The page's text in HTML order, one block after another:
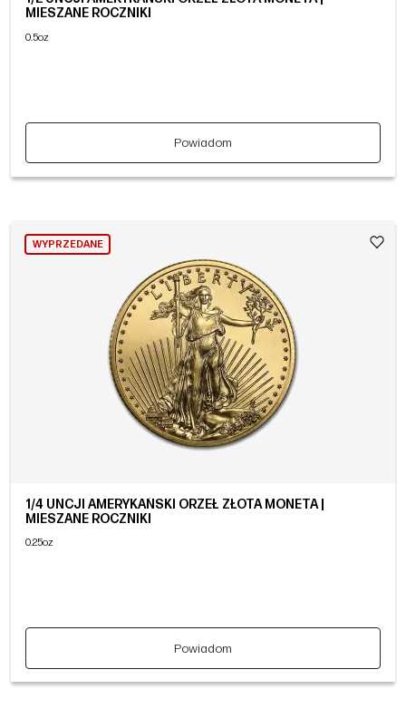
MIESZANE ROCZNIKI
0.5oz
Powiadom
WYPRZEDANE
1/4 UNCJI AMERYKAŃSKI ORZEŁ ZŁOTA MONETA |
MIESZANE ROCZNIKI
0.25oz
Powiadom